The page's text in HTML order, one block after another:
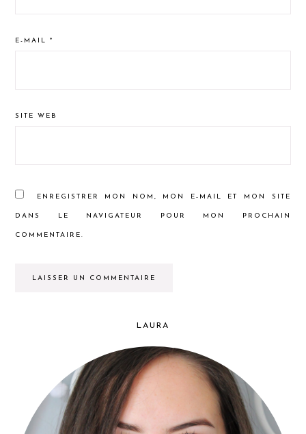
E-MAIL*
SITE WEB
ENREGISTRER MON NOM, MON E-MAIL ET MON SITE
DANS LE NAVIGATEUR POUR MON PROCHAIN
COMMENTAIRE.
SIDEBAR
LAURA